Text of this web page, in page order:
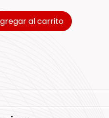
al carrito